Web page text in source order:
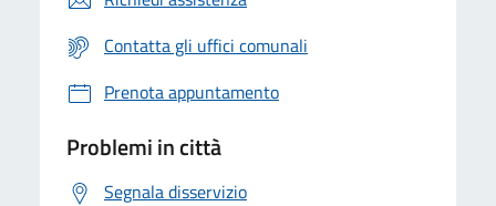
Contatta gli uffici comunali
Prenota appuntamento
Problemi in città
Segnala disservizio